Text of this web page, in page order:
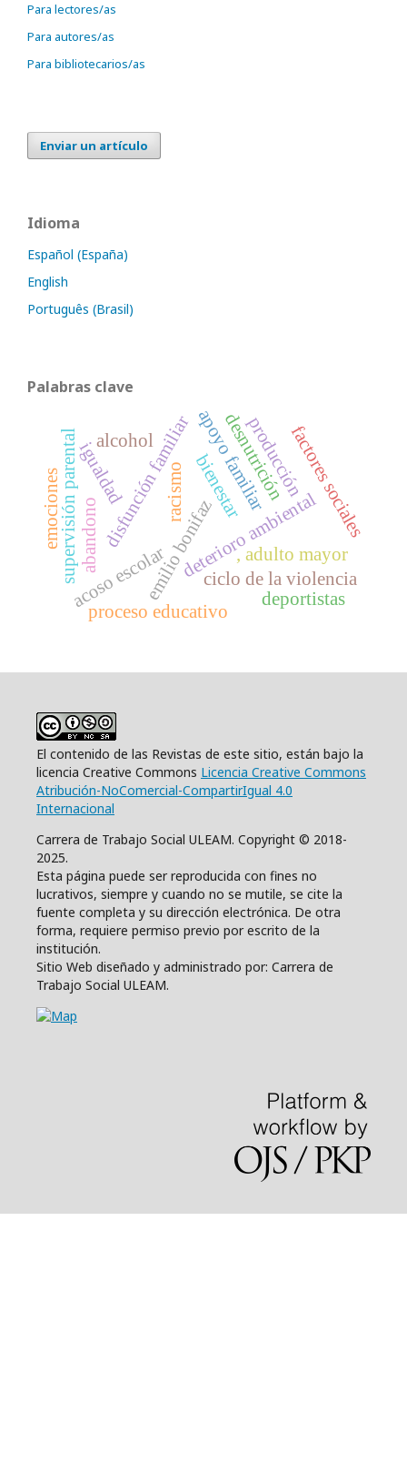
Para lectores/as
Para autores/as
Para bibliotecarios/as
Enviar un artículo
Idioma
Español (España)
English
Português (Brasil)
Palabras clave
emilio bonifazdeterioro ambiental
disfunción familiarbienestar
ciclo de la violencia
proceso educativo
acoso escolar
factores sociales
abandono , adulto mayor
alcohol
deportistas
supervisión parental apoyo familiar
desnutrición
emociones racismo
igualdad producción
El contenido de las Revistas de este sitio, están bajo la
licencia Creative Commons Licencia Creative Commons
Atribución-NoComercial-CompartirIgual 4.0
Internacional
Carrera de Trabajo Social ULEAM. Copyright © 2018-
2025.
Esta página puede ser reproducida con fines no
lucrativos, siempre y cuando no se mutile, se cite la
fuente completa y su dirección electrónica. De otra
forma, requiere permiso previo por escrito de la
institución.
Sitio Web diseñado y administrado por: Carrera de
Trabajo Social ULEAM.